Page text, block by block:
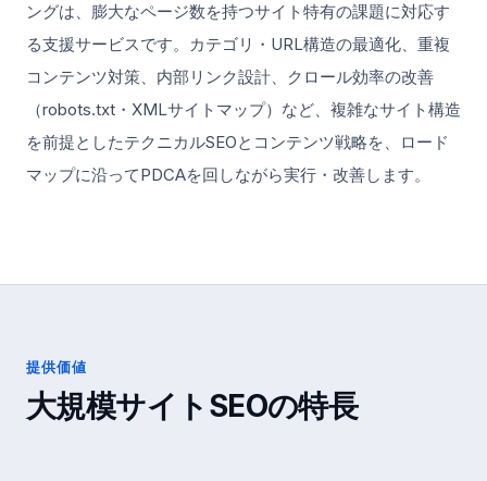
ングは、膨大なページ数を持つサイト特有の課題に対応す
る支援サービスです。カテゴリ・URL構造の最適化、重複
コンテンツ対策、内部リンク設計、クロール効率の改善
（robots.txt・XMLサイトマップ）など、複雑なサイト構造
を前提としたテクニカルSEOとコンテンツ戦略を、ロード
マップに沿ってPDCAを回しながら実行・改善します。
提供価値
大規模サイトSEOの特長